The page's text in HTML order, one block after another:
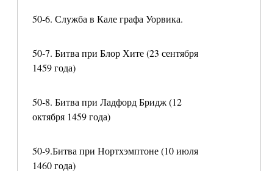
50-6. Служба в Кале графа Уорвика.
50-7. Битва при Блор Хите (23 сентября
1459 года)
50-8. Битва при Ладфорд Бридж (12
октября 1459 года)
50-9.Битва при Нортхэмптоне (10 июля
1460 года)